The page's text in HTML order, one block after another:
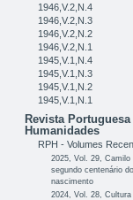
1946,V.2,N.4
1946,V.2,N.3
1946,V.2,N.2
1946,V.2,N.1
1945,V.1,N.4
1945,V.1,N.3
1945,V.1,N.2
1945,V.1,N.1
Revista Portuguesa
Humanidades
RPH - Volumes
2025, Vol. 29, Camilo
segundo centenário
nascimento
2024, Vol. 28, Cultura